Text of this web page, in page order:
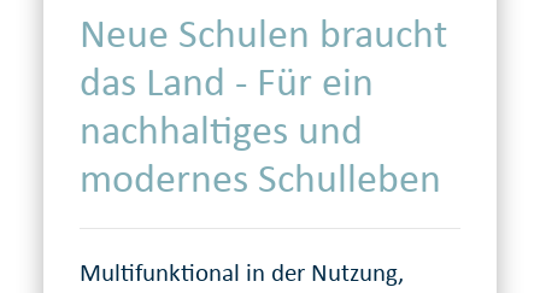
Neue Schulen braucht
das Land - Für ein
nachhaltiges und
modernes Schulleben
Multifunktional in der Nutzung,